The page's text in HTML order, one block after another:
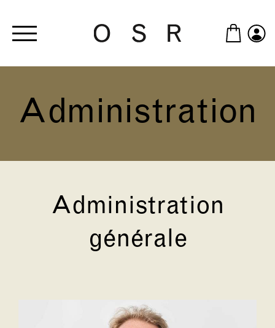
Administration
Administration
générale